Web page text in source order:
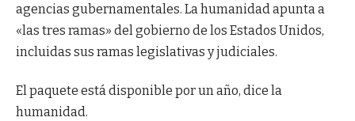
agencias gubernamentales. La humanidad apunta a
«las tres ramas» del gobierno de los Estados Unidos,
incluidas sus ramas legislativas y judiciales.
El paquete está disponible por un año, dice la
humanidad.